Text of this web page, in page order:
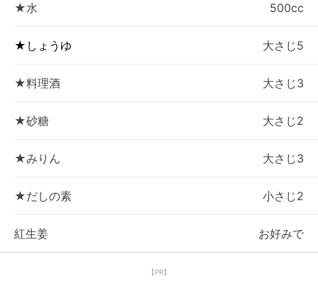
★水 500cc
★しょうゆ 大さじ5
★料理酒 大さじ3
★砂糖 大さじ2
★みりん 大さじ3
★だしの素 小さじ2
紅生姜 お好みで
【PR】